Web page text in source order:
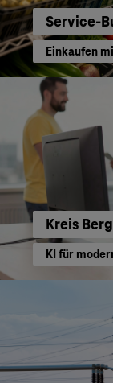
Service-
Einkaufen
Kreis
KI für